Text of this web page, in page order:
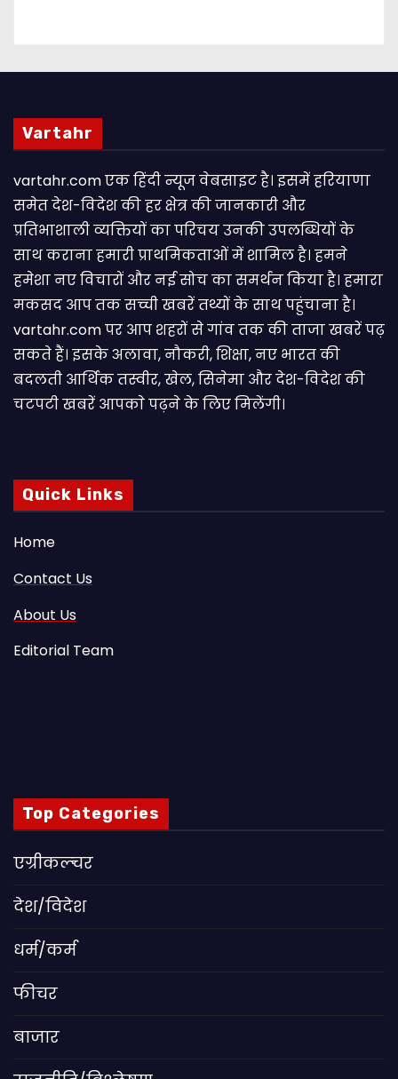
Vartahr
vartahr.com एक हिंदी न्यूज वेबसाइट है। इसमें हरियाणा
समेत देश-विदेश की हर क्षेत्र की जानकारी और
प्रतिभाशाली व्यक्तियों का परिचय उनकी उपलब्धियों के
साथ कराना हमारी प्राथमिकताओं में शामिल है। हमने
हमेशा नए विचारों और नई सोच का समर्थन किया है। हमारा
मकसद आप तक सच्ची खबरें तथ्यों के साथ पहुंचाना है।
vartahr.com पर आप शहरों से गांव तक की ताजा खबरें पढ़
सकते हैं। इसके अलावा, नौकरी, शिक्षा, नए भारत की
बदलती आर्थिक तस्वीर, खेल, सिनेमा और देश-विदेश की
चटपटी खबरें आपकाे पढ़ने के लिए मिलेंगी।
Quick Links
Home
Contact Us
About Us
Editorial Team
Top Categories
एग्रीकल्चर
देश/विदेश
धर्म/कर्म
फीचर
बाजार